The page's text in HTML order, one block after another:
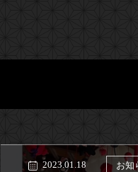
2023.01.18 お知